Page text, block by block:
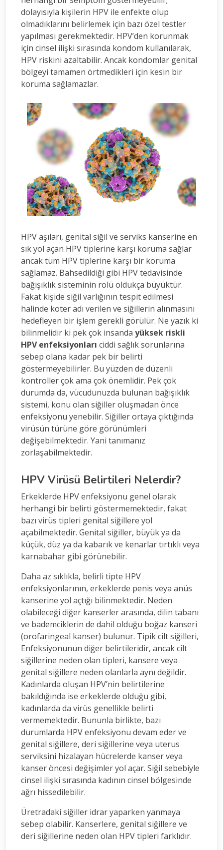
dolayısıyla kişilerin HPV ile enfekte olup
olmadıklarını belirlemek için bazı özel testler
yapılması gerekmektedir. HPV’den korunmak
için cinsel ilişki sırasında kondom kullanılarak,
HPV riskini azaltabilir. Ancak kondomlar genital
bölgeyi tamamen örtmedikleri için kesin bir
koruma sağlamazlar.
HPV aşıları, genital siğil ve serviks kanserine en
sık yol açan HPV tiplerine karşı koruma sağlar
ancak tüm HPV tiplerine karşı bir koruma
sağlamaz. Bahsedildiği gibi HPV tedavisinde
bağışıklık sisteminin rolü oldukça büyüktür.
Fakat kişide siğil varlığının tespit edilmesi
halinde koter adı verilen ve siğillerin alınmasını
hedefleyen bir işlem gerekli görülür. Ne yazık ki
bilinmelidir ki pek çok insanda yüksek riskli
HPV enfeksiyonları ciddi sağlık sorunlarına
sebep olana kadar pek bir belirti
göstermeyebilirler. Bu yüzden de düzenli
kontroller çok ama çok önemlidir. Pek çok
durumda da, vücudunuzda bulunan bağışıklık
sistemi, konu olan siğiller oluşmadan önce
enfeksiyonu yenebilir. Siğiller ortaya çıktığında
virüsün türüne göre görünümleri
değişebilmektedir. Yani tanımanız
zorlaşabilmektedir.
HPV Virüsü Belirtileri Nelerdir?
Erkeklerde HPV enfeksiyonu genel olarak
herhangi bir belirti göstermemektedir, fakat
bazı virüs tipleri genital siğillere yol
açabilmektedir. Genital siğiller, büyük ya da
küçük, düz ya da kabarık ve kenarlar tırtıklı veya
karnabahar gibi görünebilir.
Daha az sıklıkla, belirli tipte HPV
enfeksiyonlarının, erkeklerde penis veya anüs
kanserine yol açtığı bilinmektedir. Neden
olabileceği diğer kanserler arasında, dilin tabanı
ve bademciklerin de dahil olduğu boğaz kanseri
(orofaringeal kanser) bulunur. Tipik cilt siğilleri,
Enfeksiyonunun diğer belirtileridir, ancak cilt
siğillerine neden olan tipleri, kansere veya
genital siğillere neden olanlarla aynı değildir.
Kadınlarda oluşan HPV’nin belirtilerine
bakıldığında ise erkeklerde olduğu gibi,
kadınlarda da virüs genellikle belirti
vermemektedir. Bununla birlikte, bazı
durumlarda HPV enfeksiyonu devam eder ve
genital siğillere, deri siğillerine veya uterus
serviksini hizalayan hücrelerde kanser veya
kanser öncesi değişimler yol açar. Siğil sebebiyle
cinsel ilişki sırasında kadının cinsel bölgesinde
ağrı hissedilebilir.
Üretradaki siğiller idrar yaparken yanmaya
sebep olabilir. Kanserlere, genital siğillere ve
deri siğillerine neden olan HPV tipleri farklıdır.